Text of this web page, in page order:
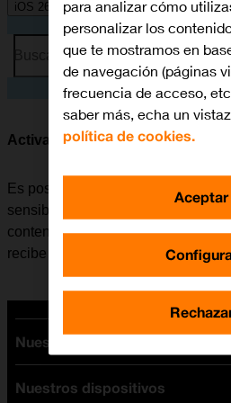
iOS 26
Busca por problema o tema
Activar o desactivar el aviso de
Es posible configurar el móvil
sensible de fotografías y vídeos
contenido de la fotografía o el
recibe una advertencia antes de
Nuestras tarifas
Tarifas Orange
Nuestros dispositivos
para analizar cómo
personalizar los
que te mostramos en
de navegación (páginas
frecuencia de acceso,
saber más, echa un
política de cookies.
Aceptar